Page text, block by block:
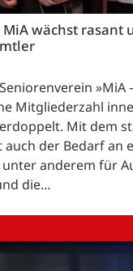
wächst rasant
»MiA
Mitgliederzahl
Mit dem
auch der Bedarf an
anderem für
die…